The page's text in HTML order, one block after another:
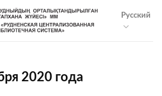
Русский
2020 года